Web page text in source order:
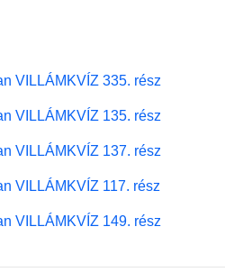
VILLÁMKVÍZ 335. rész
VILLÁMKVÍZ 135. rész
VILLÁMKVÍZ 137. rész
VILLÁMKVÍZ 117. rész
VILLÁMKVÍZ 149. rész